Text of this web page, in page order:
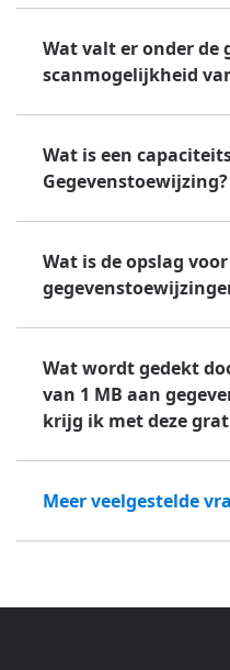
Wat valt er onder de
scanmogelijkheid
Wat is een
Gegevenstoewijzing?
Wat is de opslag
Wat wordt gedekt
van 1 MB aan
krijg ik met deze
Meer veelgestelde